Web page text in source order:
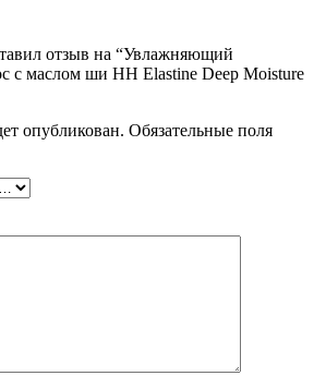
отзыв на “Увлажняющий
с маслом ши HH Elastine Deep Moisture
опубликован. Обязательные поля